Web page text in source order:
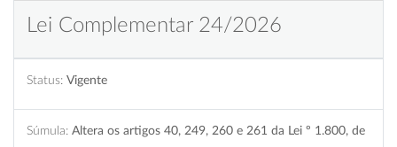
Lei Complementar 24/2026
Status: Vigente
Súmula: Altera os artigos 40, 249, 260 e 261 da Lei º 1.800, de